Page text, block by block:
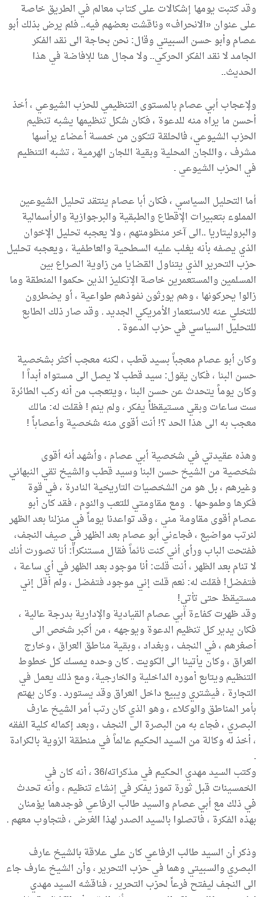
وقد كتبت يومها إشكالات على كتاب معالم في الطريق خاصة
على عنوان «الانحراف» وناقشت بعضهم فيه.. فلم يرض بذلك أبو
عصام وأبو حسن السبيتي وقال: نحن بحاجة الى نقد الفكر
الجامد لا نقد الفكر الحركي.. ولا مجال هنا للإفاضة في هذا
الحديث..
ولإعجاب أبي عصام بالمستوى التنظيمي للحزب الشيوعي ، أخذ
أحسن ما يراه منه للدعوة ، فكان شكل تنظيمها يشبه تنظيم
الحزب الشيوعي، فالحلقة تتكون من خمسة أعضاء يرأسها
مشرف ، واللجان المحلية وبقية اللجان الهرمية ، تشبه التنظيم
في الحزب الشيوعي .
أما التحليل السياسي ، فكان أبا عصام ينتقد تحليل الشيوعين
المملوء بتعبيرات الإقطاع والطبقية والبرجوازية والرأسمالية
والبروليتاريا ..الى آخر منظومتهم ، ولا يعجبه تحليل الإخوان
الذي يصفه بأنه يغلب عليه السطحية والعاطفية ، ويعجبه تحليل
حزب التحرير الذي يتناول القضايا من زاوية الصراع بين
المسلمين والمستعمرين خاصة الإنكليز الذين حكموا المنطقة وما
زالوا يحركونها ، وهم يورثون نفوذهم طواعية ، أو يضطرون
للتخلي عنه للاستعمار الأمريكي الجديد . وقد صار ذلك الطابع
للتحليل السياسي في حزب الدعوة .
وكان أبو عصام معجباً بسيد قطب ، لكنه معجب أكثر بشخصية
حسن البنا ، فكان يقول: سيد قطب لا يصل الى مستواه أبداً !
وكان يوماً يتحدث عن حسن البنا ، ويتعجب من أنه ركب الطائرة
ست ساعات وبقي مستيقظاً يفكر ، ولم ينم ! فقلت له: مالك
معجب به الى هذا الحد ؟! أنت أقوى منه شخصية وأعصاباً !
وهذه عقيدتي في شخصية أبي عصام ، وأشهد أنه أقوى
شخصية من الشيخ حسن البنا وسيد قطب والشيخ تقي النبهاني
وغيرهم ، بل هو من الشخصيات التاريخية النادرة ، في قوة
فكرها وطموحها . ومع مقاومتي للتعب والنوم ، فقد كان أبو
عصام أقوى مقاومة مني ، وقد تواعدنا يوماً في منزلنا بعد الظهر
لنرتب مواضيع ، فجاءني أبو عصام بعد الظهر في صيف النجف،
ففتحت الباب ورأى أني كنت نائماً فقال مستنكراً: أنا تصورت أنك
لا تنام بعد الظهر ، أنت قلت: أنا موجود بعد الظهر في أي ساعة ،
فتفضل! فقلت له: نعم قلت إني موجود فتفضل ، ولم أقل إني
مستيقظ حتى تأتي!
وقد ظهرت كفاءة أبي عصام القيادية والإدارية بدرجة عالية ،
فكان يدير كل تنظيم الدعوة ويوجهه ، من أكبر شخص الى
أصغرهم ، في النجف ، وبغداد ، وبقية مناطق العراق ، وخارج
العراق ، وكان يأتينا الى الكويت . كان وحده يمسك كل خطوط
التنظيم ويتابع أموره الداخلية والخارجية، ومع ذلك يعمل في
التجارة ، فيشتري ويبيع داخل العراق وقد يستورد . وكان يهتم
بأمر المناطق والوكلاء ، وهو الذي كان رتب أمر الشيخ عارف
البصري ، فجاء به من البصرة الى النجف ، وبعد إكماله كلية الفقه
، أخذ له وكالة من السيد الحكيم عالماً في منطقة الزوية بالكرادة
.
وكتب السيد مهدي الحكيم في مذكراته/36 ، أنه كان في
الخمسينات قبل ثورة تموز يفكر في إنشاء تنظيم ، وأنه تحدث
في ذلك مع أبي عصام والسيد طالب الرفاعي فوجدهما يؤمنان
بهذه الفكرة ، فاتصلوا بالسيد الصدر لهذا الغرض ، فتجاوب معهم .
وذكر أن السيد طالب الرفاعي كان على علاقة بالشيخ عارف
البصري والسبيتي وهما في حزب التحرير ، وأن الشيخ عارف جاء
الى النجف ليفتح فرعاً لحزب التحرير ، فناقشه السيد مهدي